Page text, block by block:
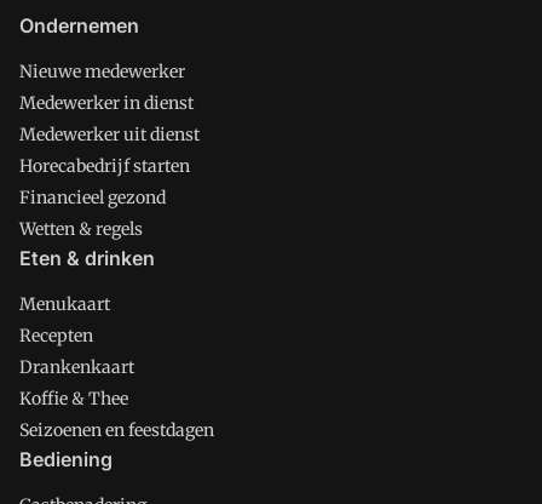
Ondernemen
Nieuwe medewerker
Medewerker in dienst
Medewerker uit dienst
Horecabedrijf starten
Financieel gezond
Wetten & regels
Eten & drinken
Menukaart
Recepten
Drankenkaart
Koffie & Thee
Seizoenen en feestdagen
Bediening